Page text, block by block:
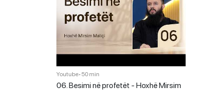
Youtube• 50 min
06. Besimi në profetët - Hoxhë Mirsim